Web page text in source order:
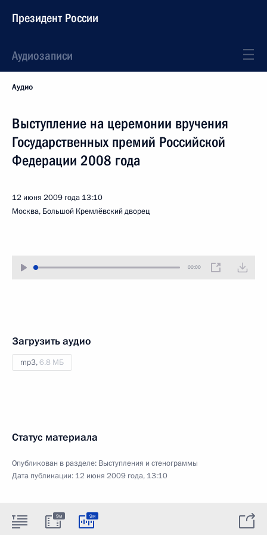
Президент России
Аудиозаписи
Аудио
Выступление на церемонии вручения
Государственных премий Российской
Федерации 2008 года
12 июня 2009 года 13:10
Москва, Большой Кремлёвский дворец
00:00
Загрузить аудио
mp3,6.8 МБ
Статус материала
Опубликован в разделе: Выступления и стенограммы
Дата публикации: 12 июня 2009 года, 13:10
9м 9м